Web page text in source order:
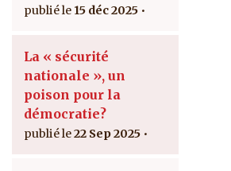
15 déc 2025
La « sécurité
nationale », un
poison pour la
démocratie?
22 Sep 2025